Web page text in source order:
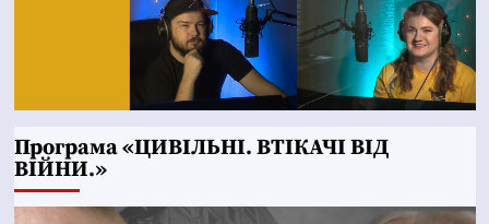
Програма «ЦИВІЛЬНІ. ВТІКАЧІ ВІД
ВІЙНИ.»